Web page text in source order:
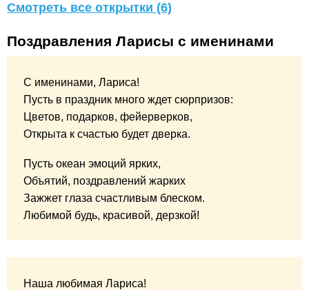
Смотреть все открытки (6)
Поздравления Ларисы с именинами
С именинами, Лариса!
Пусть в праздник много ждет сюрпризов:
Цветов, подарков, фейерверков,
Открыта к счастью будет дверка.
Пусть океан эмоций ярких,
Объятий, поздравлений жарких
Зажжет глаза счастливым блеском.
Любимой будь, красивой, дерзкой!
Наша любимая Лариса!